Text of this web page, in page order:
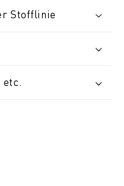
Stofflinie
etc.